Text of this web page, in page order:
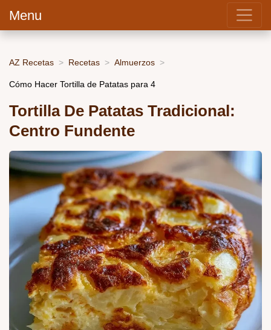
Menu
AZ Recetas Recetas Almuerzos
Cómo Hacer Tortilla de Patatas para 4
Tortilla De Patatas Tradicional:
Centro Fundente